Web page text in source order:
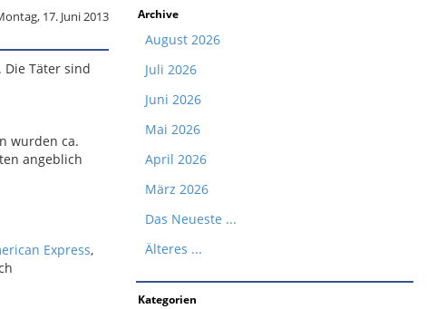
17. Juni 2013
Täter sind
wurden ca.
angeblich
Express,
Archive
August 2026
Juli 2026
Juni 2026
Mai 2026
April 2026
März 2026
Das Neueste ...
Älteres ...
Kategorien